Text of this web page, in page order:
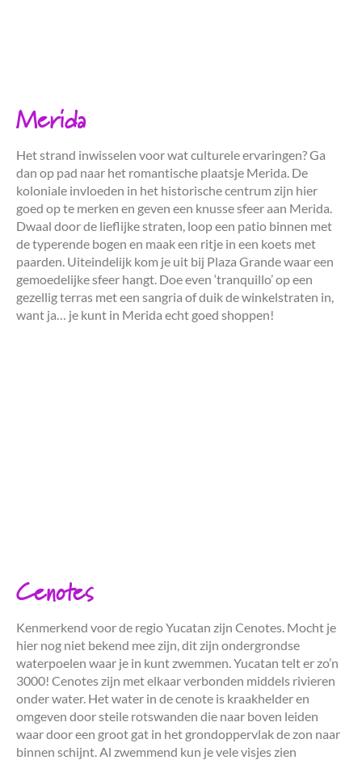
Merida
Het strand inwisselen voor wat culturele ervaringen? Ga
dan op pad naar het romantische plaatsje Merida. De
koloniale invloeden in het historische centrum zijn hier
goed op te merken en geven een knusse sfeer aan Merida.
Dwaal door de lieflijke straten, loop een patio binnen met
de typerende bogen en maak een ritje in een koets met
paarden. Uiteindelijk kom je uit bij Plaza Grande waar een
gemoedelijke sfeer hangt. Doe even ‘tranquillo’ op een
gezellig terras met een sangria of duik de winkelstraten in,
want ja… je kunt in Merida echt goed shoppen!
Cenotes
Kenmerkend voor de regio Yucatan zijn Cenotes. Mocht je
hier nog niet bekend mee zijn, dit zijn ondergrondse
waterpoelen waar je in kunt zwemmen. Yucatan telt er zo’n
3000! Cenotes zijn met elkaar verbonden middels rivieren
onder water. Het water in de cenote is kraakhelder en
omgeven door steile rotswanden die naar boven leiden
waar door een groot gat in het grondoppervlak de zon naar
binnen schijnt. Al zwemmend kun je vele visjes zien